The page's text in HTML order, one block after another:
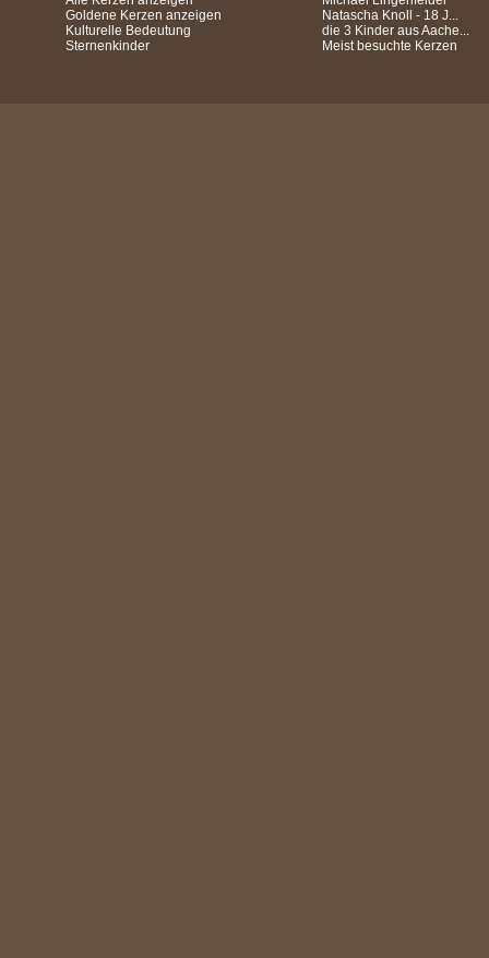
Goldene Kerzen anzeigen
Kulturelle Bedeutung
Sternenkinder
Natascha Knoll - 18 J...
die 3 Kinder aus Aache...
Meist besuchte Kerzen